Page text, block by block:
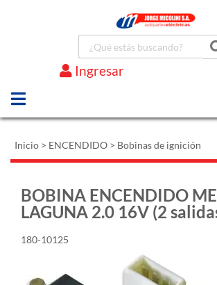
Ingresar
Inicio > ENCENDIDO > Bobinas de ignición
BOBINA ENCENDIDO
LAGUNA 2.0 16V (2
180-10125